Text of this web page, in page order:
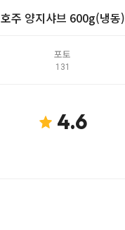
호주 양지샤브 600g(냉동)
포토
131
4.6